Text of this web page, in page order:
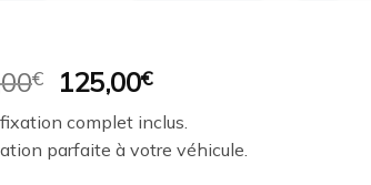
€
Le
initial
était :
125,00€Le
prix
actuel
est :
complet inclus.
parfaite à votre véhicule.